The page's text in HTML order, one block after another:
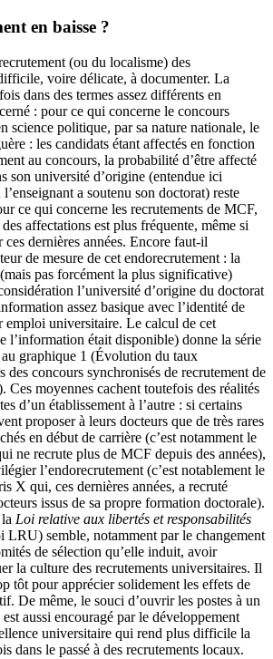
en baisse ?
(ou du localisme) des
voire délicate, à documenter. La
dans des termes assez différents en
: pour ce qui concerne le concours
science politique, par sa nature nationale, le
: les candidats étant affectés en fonction
au concours, la probabilité d’être affecté
son université d’origine (entendue ici
a soutenu son doctorat) reste
ce qui concerne les recrutements de MCF,
affectations est plus fréquente, même si
ces dernières années. Encore faut-il
de mesure de cet endorecrutement : la
pas forcément la plus significative)
l’université d’origine du doctorat
assez basique avec l’identité de
emploi universitaire. Le calcul de cet
l’information était disponible) donne la série
au graphique 1 (Évolution du taux
des concours synchronisés de recrutement de
Ces moyennes cachent toutefois des réalités
d’un établissement à l’autre : si certains
proposer à leurs docteurs que de très rares
en début de carrière (c’est notamment le
ne recrute plus de MCF depuis des années),
l’endorecrutement (c’est notablement le
X qui, ces dernières années, a recruté
issus de sa propre formation doctorale).
Loi relative aux libertés et responsabilités
LRU) semble, notamment par le changement
de sélection qu’elle induit, avoir
la culture des recrutements universitaires. Il
tôt pour apprécier solidement les effets de
De même, le souci d’ouvrir les postes à un
aussi encouragé par le développement
universitaire qui rend plus difficile la
dans le passé à des recrutements locaux.